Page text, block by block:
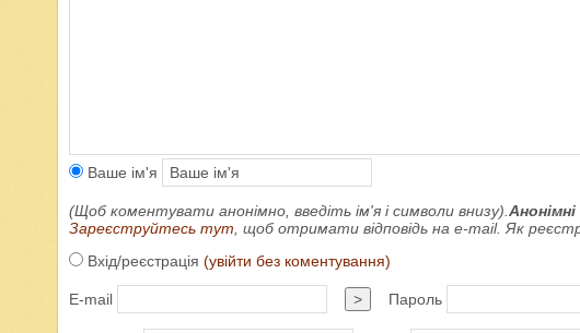
Ваше ім'я
(Щоб коментувати анонімно, введіть ім'я і символи внизу).
Зареєструйтесь тут, щоб отримати відповідь на e-mail. Як
Вхід/реєстрація (увійти без коментування)
E-mail > Пароль